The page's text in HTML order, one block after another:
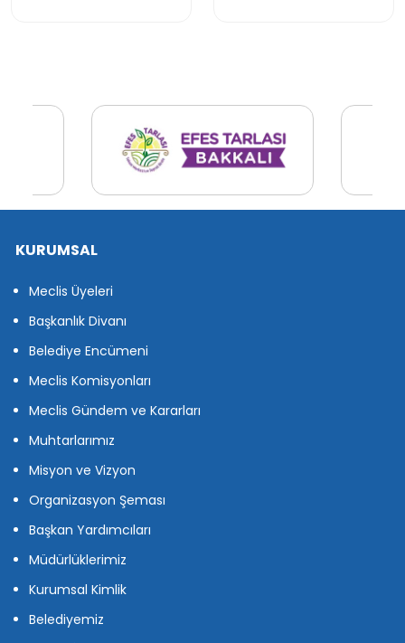
KURUMSAL
Meclis Üyeleri
Başkanlık Divanı
Belediye Encümeni
Meclis Komisyonları
Meclis Gündem ve Kararları
Muhtarlarımız
Misyon ve Vizyon
Organizasyon Şeması
Başkan Yardımcıları
Müdürlüklerimiz
Kurumsal Kimlik
Belediyemiz